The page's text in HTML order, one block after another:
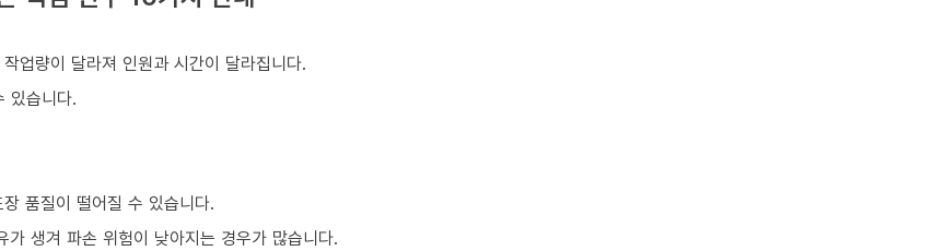
업량이 달라져 인원과 시간이 달라집니다.
있습니다.
품질이 떨어질 수 있습니다.
생겨 파손 위험이 낮아지는 경우가 많습니다.